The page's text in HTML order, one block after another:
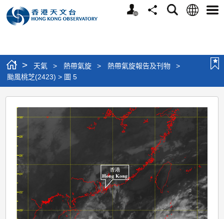
個
分
搜
語
選
> 天氣 > 熱帶氣旋 > 熱帶氣旋報告及刊物
>
颱風桃芝(2423) > 圖 5
颱
風
桃
芝
(2423)
圖